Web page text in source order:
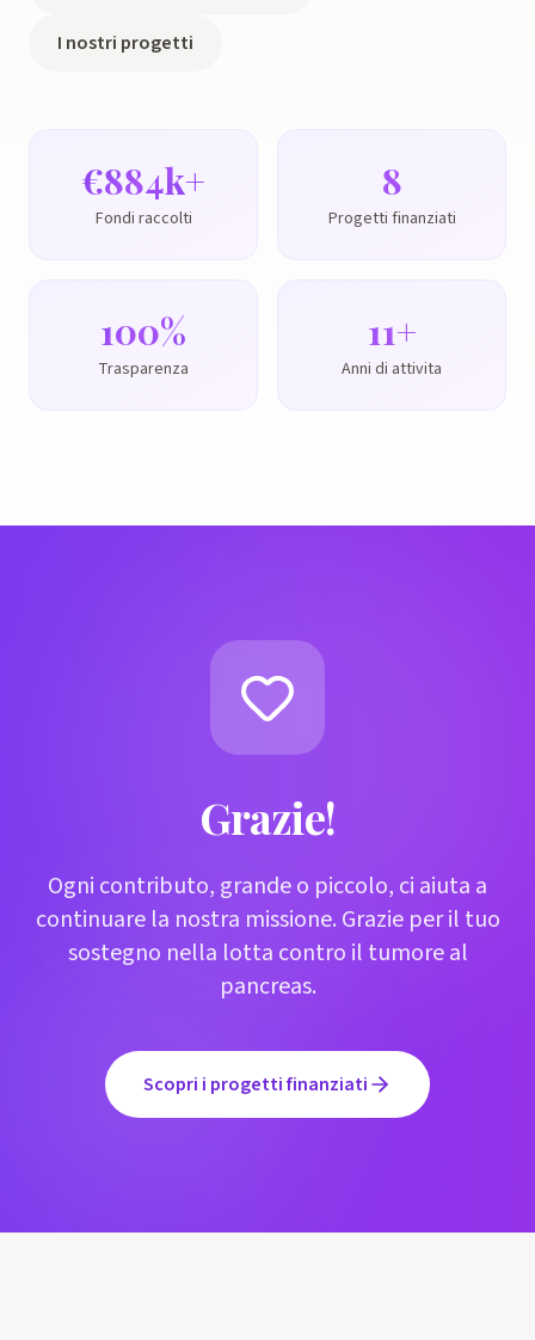
I nostri progetti
€900k+
Fondi raccolti
8
Progetti finanziati
100%
Trasparenza
11+
Anni di attivita
Grazie!
Ogni contributo, grande o piccolo, ci aiuta a
continuare la nostra missione. Grazie per il tuo
sostegno nella lotta contro il tumore al
pancreas.
Scopri i progetti finanziati